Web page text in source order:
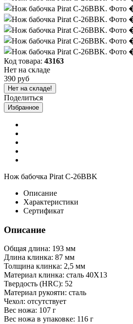
Код товара: 43163
Нет на складе
390 руб
Нет на складе!
Поделиться
Избранное
Нож бабочка Pirat C-26BBK
Описание
Характеристики
Сертификат
Описание
Общая длина: 193 мм
Длина клинка: 87 мм
Толщина клинка: 2,5 мм
Материал клинка: сталь 40Х13
Твердость (HRC): 52
Материал рукояти: сталь
Чехол: отсутствует
Вес ножа: 107 г
Вес ножа в упаковке: 116 г